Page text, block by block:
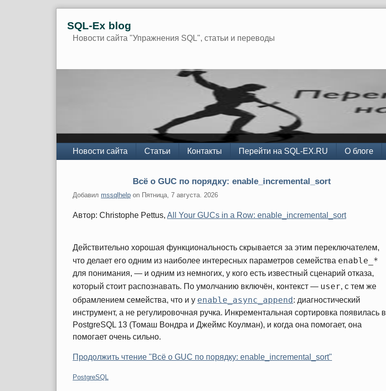
SQL-Ex blog
Новости сайта "Упражнения SQL", статьи и переводы
Navigation
Новости сайта Статьи Контакты Перейти на SQL-EX.RU О блоге
Всё о GUC по порядку: enable_incremental_sort
Добавил mssqlhelp on Пятница, 7 августа. 2026
Автор: Christophe Pettus, All Your GUCs in a Row: enable_incremental_sort
Действительно хорошая функциональность скрывается за этим переключателем,
что делает его одним из наиболее интересных параметров семейства enable_*
для понимания, — и одним из немногих, у кого есть известный сценарий отказа,
который стоит распознавать. По умолчанию включён, контекст — user, с тем же
обрамлением семейства, что и у enable_async_append : диагностический
инструмент, а не регулировочная ручка. Инкрементальная сортировка появилась в
PostgreSQL 13 (Томаш Вондра и Джеймс Коулман), и когда она помогает, она
помогает очень сильно.
Продолжить чтение "Всё о GUC по порядку: enable_incremental_sort"
Категории:
PostgreSQL